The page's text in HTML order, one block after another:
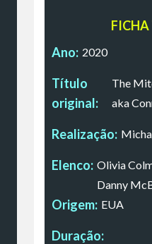
FICHA
Ano: 2020
Título
original:
The
aka
Realização:
Elenco: Olivia
Danny
Origem: EUA
Duração: